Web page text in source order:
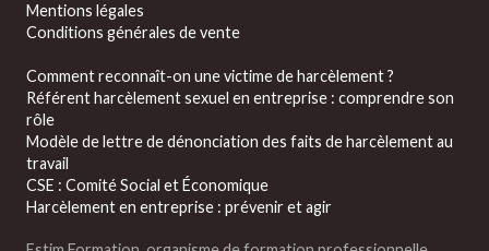
Mentions légales
Conditions générales de vente
Comment reconnaît-on une victime de harcèlement ?
Référent harcèlement sexuel en entreprise : comprendre son
rôle
Modèle de lettre de dénonciation des faits de harcèlement au
travail
CSE : Comité Social et Économique
Harcèlement en entreprise : prévenir et agir